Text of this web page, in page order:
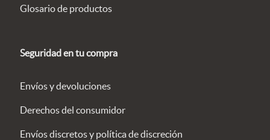
Glosario de productos
Seguridad en tu compra
Envíos y devoluciones
Derechos del consumidor
Envíos discretos y política de discreción